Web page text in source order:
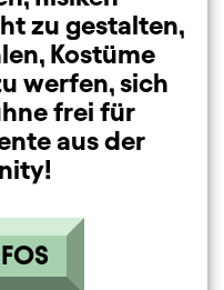
zu gestalten,
Kostüme
werfen, sich
frei für
aus der